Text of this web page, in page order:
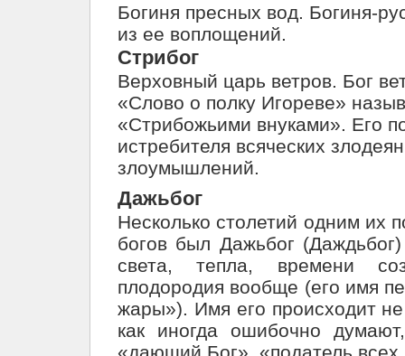
Богиня пресных вод. Богиня-
из ее воплощений.
Стрибог
Верховный царь ветров. Бог
«Слово о полку Игореве»
«Стрибожьими внуками». Его
истребителя всяческих
злоумышлений.
Дажьбог
Несколько столетий одним их
богов был Дажьбог
света, тепла, времени
плодородия вообще (его имя
жары»). Имя его происходит
как иногда ошибочно